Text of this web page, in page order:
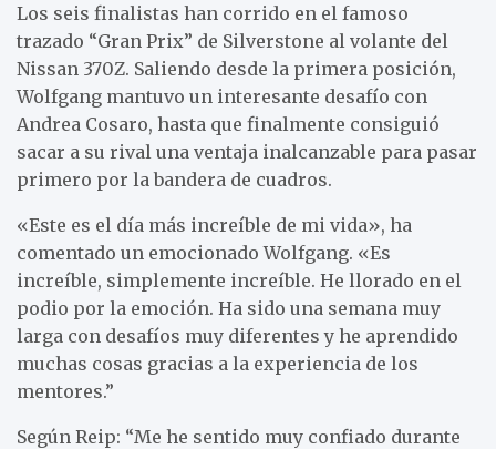
Los seis finalistas han corrido en el famoso
trazado “Gran Prix” de Silverstone al volante del
Nissan 370Z. Saliendo desde la primera posición,
Wolfgang mantuvo un interesante desafío con
Andrea Cosaro, hasta que finalmente consiguió
sacar a su rival una ventaja inalcanzable para pasar
primero por la bandera de cuadros.
«Este es el día más increíble de mi vida», ha
comentado un emocionado Wolfgang. «Es
increíble, simplemente increíble. He llorado en el
podio por la emoción. Ha sido una semana muy
larga con desafíos muy diferentes y he aprendido
muchas cosas gracias a la experiencia de los
mentores.”
Según Reip: “Me he sentido muy confiado durante